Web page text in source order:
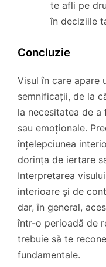
te afli pe
în deciziile
Concluzie
Visul în care apare
semnificații, de la
la necesitatea de
sau emoționale.
înțelepciunea
dorința de iertare
Interpretarea
interioare și de
dar, în general,
într-o perioadă de
trebuie să te
fundamentale.